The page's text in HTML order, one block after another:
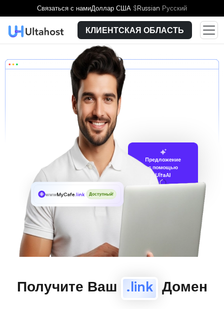
Связаться с намиДоллар США $Russian Русский
КЛИЕНТСКАЯ ОБЛАСТЬ
Предложение
с помощью
UltaAI
wwwMyCafe.link Доступный!
Получите Ваш .link Домен